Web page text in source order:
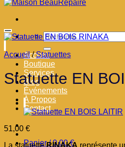
Recherche
pour :
Accueil
Boutique
Services
Blog
Événements
À Propos
Contact
Panier /0,00€
Accueil / Statuettes
Statuette EN
51,00 €
La statuetteRINAKA représente